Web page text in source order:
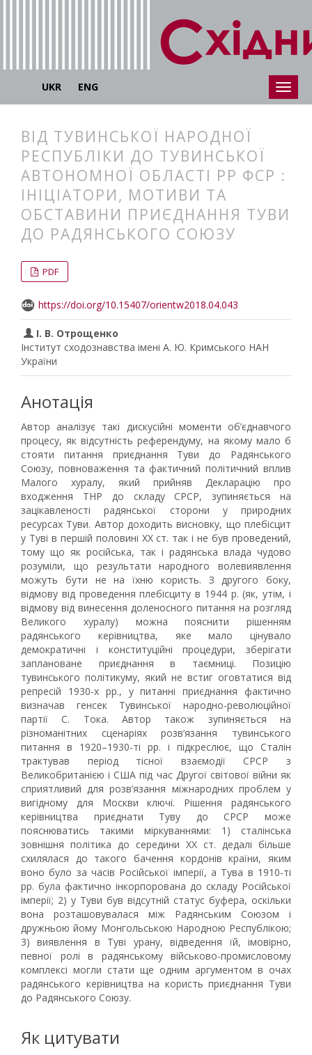
UKR ENG
ВІД ТУВИНСЬКОЇ НАРОДНОЇ
РЕСПУБЛІКИ ДО ТУВИНСЬКОЇ
АВТОНОМНОЇ ОБЛАСТІ РР ФСР :
ІНІЦІАТОРИ, МОТИВИ ТА
ОБСТАВИНИ ПРИЄДНАННЯ ТУВИ
ДО РАДЯНСЬКОГО СОЮЗУ
PDF
https://doi.org/10.15407/orientw2018.04.043
І. В. Отрощенко
Інститут сходознавства імені А. Ю. Кримського НАН
України
Анотація
Автор аналізує такі дискусійні моменти об’єднавчого
процесу, як відсутність референдуму, на якому мало б
стояти питання приєднання Туви до Радянського
Союзу, повноваження та фактичний політичний вплив
Малого хуралу, який прийняв Декларацію про
входження ТНР до складу СРСР, зупиняється на
зацікавленості радянської сторони у природних
ресурсах Туви. Автор доходить висновку, що плебісцит
у Туві в першій половині XX ст. так і не був проведений,
тому що як російська, так і радянська влада чудово
розуміли, що результати народного волевиявлення
можуть бути не на їхню користь. З другого боку,
відмову від проведення плебісциту в 1944 р. (як, утім, і
відмову від винесення доленосного питання на розгляд
Великого хуралу) можна пояснити рішенням
радянського керівництва, яке мало цінувало
демократичні і конституційні процедури, зберігати
заплановане приєднання в таємниці. Позицію
тувинського політикуму, який не встиг оговтатися від
репресій 1930-х рр., у питанні приєднання фактично
визначав генсек Тувинської народно-революційної
партії С. Тока. Автор також зупиняється на
різноманітних сценаріях розв’язання тувинського
питання в 1920–1930-ті рр. і підкреслює, що Сталін
трактував період тісної взаємодії СРСР з
Великобританією і США під час Другої світової війни як
сприятливий для розв’язання міжнародних проблем у
вигідному для Москви ключі. Рішення радянського
керівництва приєднати Туву до СРСР може
пояснюватись такими міркуваннями: 1) сталінська
зовнішня політика до середини ХХ ст. дедалі більше
схилялася до такого бачення кордонів країни, яким
воно було за часів Російської імперії, а Тува в 1910-ті
рр. була фактично інкорпорована до складу Російської
імперії; 2) у Туви був відсутній статус буфера, оскільки
вона розташовувалася між Радянським Союзом і
дружньою йому Монгольською Народною Республікою;
3) виявлення в Туві урану, відведення їй, імовірно,
певної ролі в радянському військово-промисловому
комплексі могли стати ще одним аргументом в очах
радянського керівництва на користь приєднання Туви
до Радянського Союзу.
Як цитувати